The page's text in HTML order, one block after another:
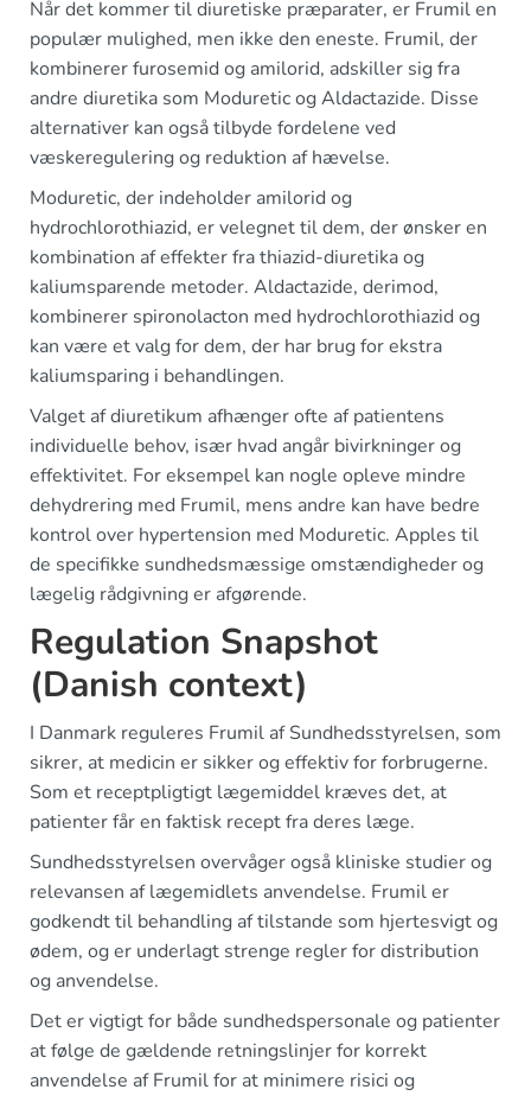
Når det kommer til diuretiske præparater, er Frumil en
populær mulighed, men ikke den eneste. Frumil, der
kombinerer furosemid og amilorid, adskiller sig fra
andre diuretika som Moduretic og Aldactazide. Disse
alternativer kan også tilbyde fordelene ved
væskeregulering og reduktion af hævelse.
Moduretic, der indeholder amilorid og
hydrochlorothiazid, er velegnet til dem, der ønsker en
kombination af effekter fra thiazid-diuretika og
kaliumsparende metoder. Aldactazide, derimod,
kombinerer spironolacton med hydrochlorothiazid og
kan være et valg for dem, der har brug for ekstra
kaliumsparing i behandlingen.
Valget af diuretikum afhænger ofte af patientens
individuelle behov, især hvad angår bivirkninger og
effektivitet. For eksempel kan nogle opleve mindre
dehydrering med Frumil, mens andre kan have bedre
kontrol over hypertension med Moduretic. Apples til
de specifikke sundhedsmæssige omstændigheder og
lægelig rådgivning er afgørende.
Regulation Snapshot
(Danish context)
I Danmark reguleres Frumil af Sundhedsstyrelsen, som
sikrer, at medicin er sikker og effektiv for forbrugerne.
Som et receptpligtigt lægemiddel kræves det, at
patienter får en faktisk recept fra deres læge.
Sundhedsstyrelsen overvåger også kliniske studier og
relevansen af lægemidlets anvendelse. Frumil er
godkendt til behandling af tilstande som hjertesvigt og
ødem, og er underlagt strenge regler for distribution
og anvendelse.
Det er vigtigt for både sundhedspersonale og patienter
at følge de gældende retningslinjer for korrekt
anvendelse af Frumil for at minimere risici og